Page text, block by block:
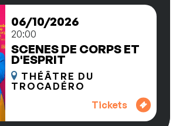
06/10/2026
20:00
SCENES DE CORPS ET
D'ESPRIT
THÉÂTRE DU
TROCADÉRO
Tickets